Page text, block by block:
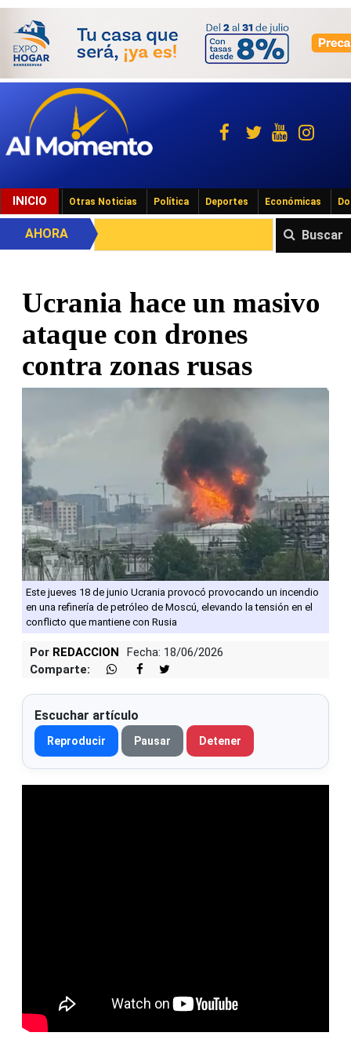
INICIO Otras Noticias Política Deportes Económicas
Buscar
AHORA
Ucrania hace un masivo
ataque con drones
contra zonas rusas
Este jueves 18 de junio Ucrania provocó provocando un incendio
en una refinería de petróleo de Moscú, elevando la tensión en el
conflicto que mantiene con Rusia
Por REDACCION
Fecha: 18/06/2026
Comparte:
Escuchar artículo
Reproducir Pausar Detener